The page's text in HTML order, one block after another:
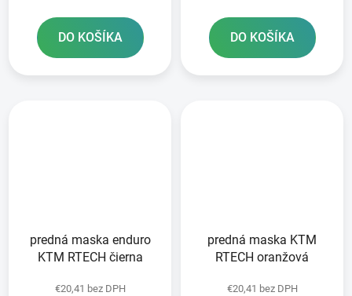
DO KOŠÍKA DO KOŠÍKA
predná maska enduro
KTM RTECH čierna
€20,41 bez DPH
predná maska KTM
RTECH oranžová
€20,41 bez DPH